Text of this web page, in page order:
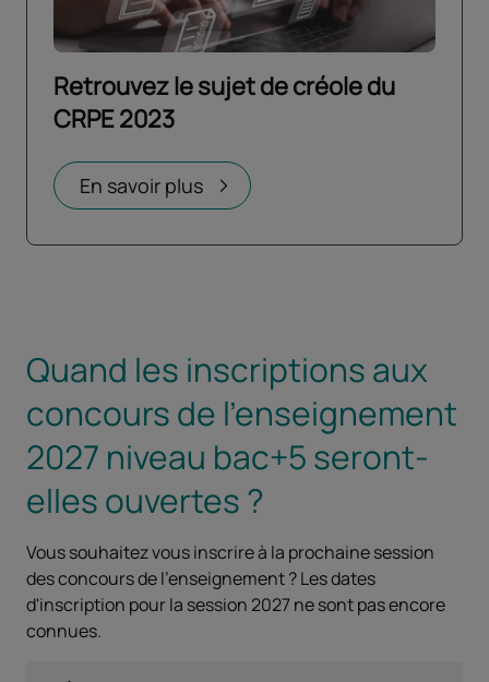
Retrouvez le sujet de créole du
CRPE 2023
En savoir plus
Ouvrir dans un nouvel onglet
Quand les inscriptions aux
concours de l'enseignement
2027 niveau bac+5 seront-
elles ouvertes ?
Vous souhaitez vous inscrire à la prochaine session
des concours de l'enseignement ? Les dates
d'inscription pour la session 2027 ne sont pas encore
connues.